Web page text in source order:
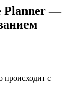
Planner —